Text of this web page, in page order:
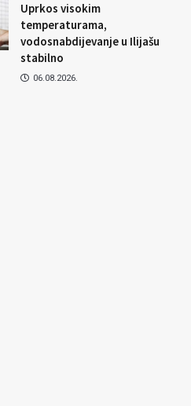
Uprkos visokim
temperaturama,
vodosnabdijevanje u Ilijašu
stabilno
06.08.2026.